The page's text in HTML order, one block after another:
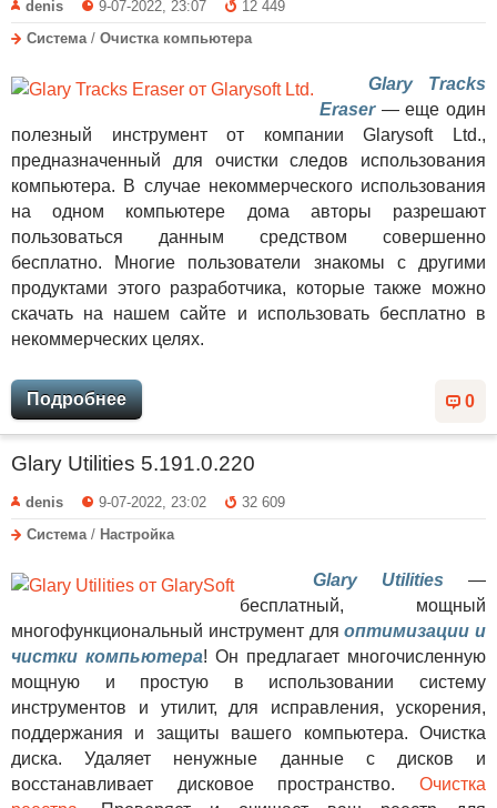
denis 9-07-2022, 23:07
12 449
Система/ Очистка компьютера
Glary Tracks
Eraser— еще один
полезный инструмент от компании Glarysoft Ltd.,
предназначенный для очистки следов использования
компьютера. В случае некоммерческого использования
на одном компьютере дома авторы разрешают
пользоваться данным средством совершенно
бесплатно. Многие пользователи знакомы с другими
продуктами этого разработчика, которые также можно
скачать на нашем сайте и использовать бесплатно в
некоммерческих целях.
0
Подробнее
Glary Utilities 5.191.0.220
denis 9-07-2022, 23:02
32 609
Система / Настройка
Glary Utilities —
бесплатный, мощный
многофункциональный инструмент дляоптимизации и
чистки компьютера! Он предлагает многочисленную
мощную и простую в использовании систему
инструментов и утилит, для исправления, ускорения,
поддержания и защиты вашего компьютера. Очистка
диска. Удаляет ненужные данные с дисков и
восстанавливает дисковое пространство. Очистка